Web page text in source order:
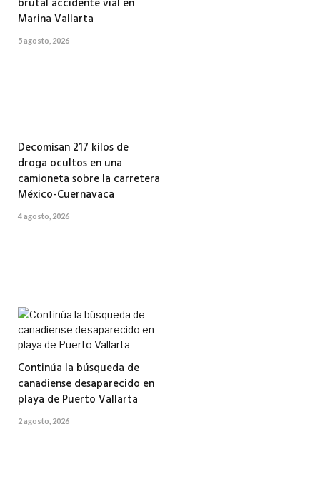
brutal accidente vial en
Marina Vallarta
5 agosto, 2026
Decomisan 217 kilos de
droga ocultos en una
camioneta sobre la carretera
México-Cuernavaca
4 agosto, 2026
Continúa la búsqueda de
canadiense desaparecido en
playa de Puerto Vallarta
2 agosto, 2026